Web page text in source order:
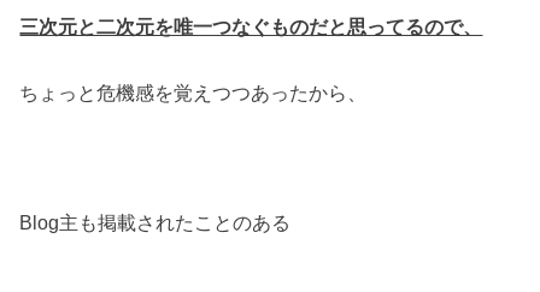
三次元と二次元を唯一つなぐものだと思ってるので、
ちょっと危機感を覚えつつあったから、
Blog主も掲載されたことのある